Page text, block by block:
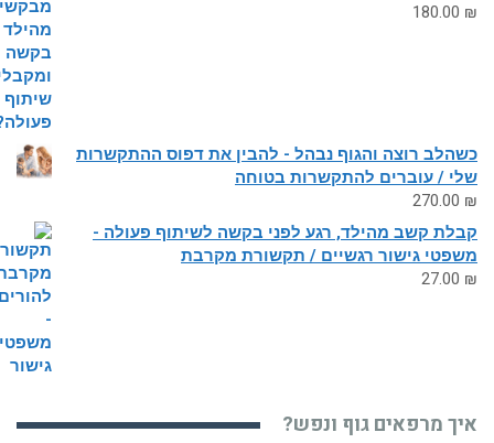
180.00
כשהלב רוצה והגוף נבהל - להבין את דפוס ההתקשרות
שלי / עוברים להתקשרות בטוחה
270.00
קבלת קשב מהילד, רגע לפני בקשה לשיתוף פעולה -
משפטי גישור רגשיים / תקשורת מקרבת
27.00
איך מרפאים גוף ונפש?